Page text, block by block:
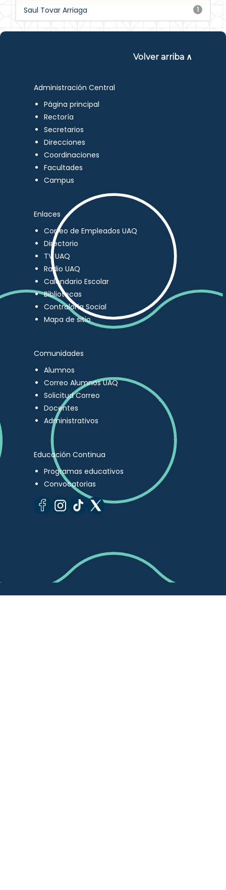
1
Saul Tovar Arriaga
Volver arriba ∧
Administración Central
Página principal
Rectoría
Secretarios
Direcciones
Coordinaciones
Facultades
Campus
Enlaces
Correo de Empleados UAQ
Directorio
TV UAQ
Radio UAQ
Calendario Escolar
Bibliotecas
Contraloría Social
Mapa de sitio
Comunidades
Alumnos
Correo Alumnos UAQ
Solicitud Correo
Docentes
Administrativos
Educación Continua
Programas educativos
Convocatorias